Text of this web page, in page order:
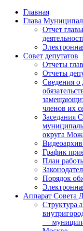
Главная
Глава
Отчет
Совет депутатов
Отчеты
Отчеты
Сведения о
членов их
Заседания
округа
Видеоархив
График
План
Порядок
Аппарат Совета
Структура
—